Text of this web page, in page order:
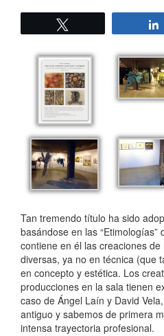
Tan tremendo título ha sido
basándose en las
contiene en él las creaciones
diversas, ya no en técnica (que
en concepto y estética. Los
producciones en la sala tienen
caso de Ángel Laín y David
antiguo y sabemos de primera
intensa trayectoria profesional.